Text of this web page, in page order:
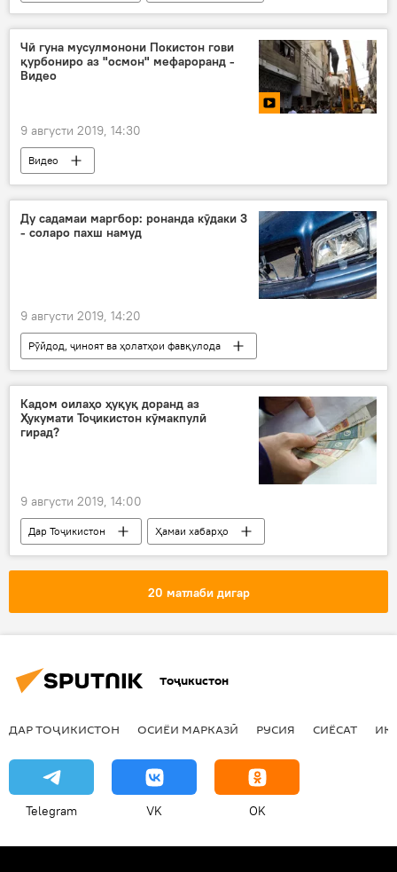
Қирғизистон
Омурбек Бабанов
боздошт
бозгашт
Чӣ гуна мусулмонони Покистон гови
қурбониро аз "осмон" мефароранд -
Видео
9 августи 2019, 14:30
Видео
Ду садамаи маргбор: ронанда кӯдаки 3
- соларо пахш намуд
9 августи 2019, 14:20
Рӯйдод, ҷиноят ва ҳолатҳои фавқулода
Ҳамаи хабарҳо
Дар Тоҷикистон
Кадом оилаҳо ҳуқуқ доранд аз
Ҳукумати Тоҷикистон кӯмакпулӣ
гирад?
9 августи 2019, 14:00
Дар Тоҷикистон
Ҳамаи хабарҳо
Иҷтимоъ
маблағ
20 матлаби дигар
Тоҷикистон
ДАР ТОҶИКИСТОН ОСИЁИ МАРКАЗӢ РУСИЯ СИЁСАТ
Telegram VK OK